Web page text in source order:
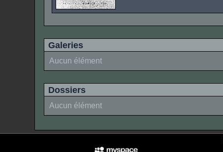
Galeries
Aucun élément
Dossiers
Aucun élément